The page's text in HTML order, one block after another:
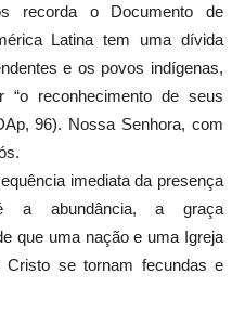
recorda o Documento de
Latina tem uma dívida
e os povos indígenas,
reconhecimento de seus
96). Nossa Senhora, com
imediata da presença
a abundância, a graça
que uma nação e uma Igreja
Cristo se tornam fecundas e